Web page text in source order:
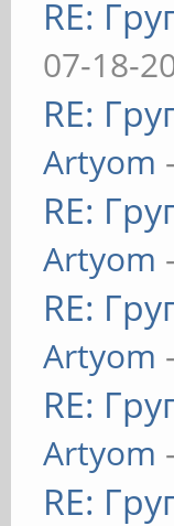
RE:
07-18-
RE:
Artyom
RE:
Artyom
RE:
Artyom
RE:
Artyom
RE: